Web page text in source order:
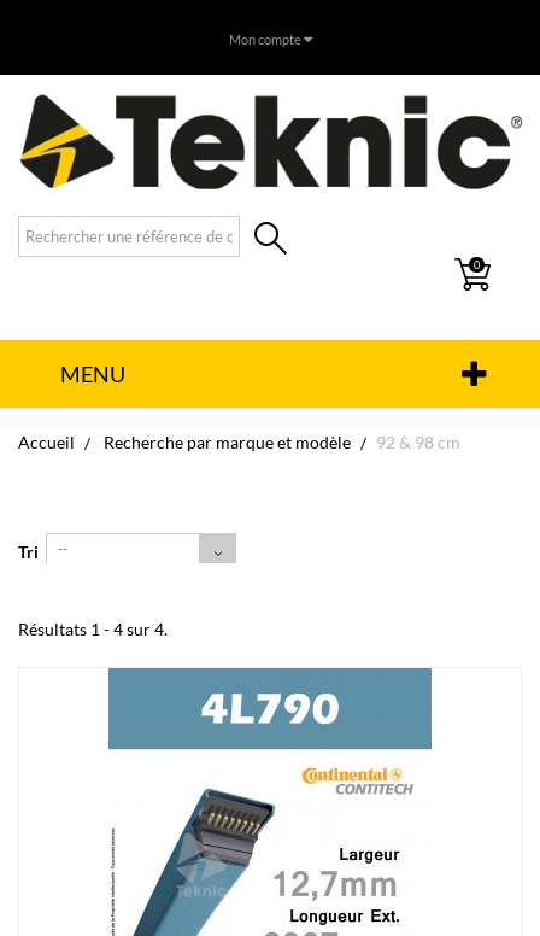
Mon compte
0
MENU
Accueil Recherche par marque et modèle 92 & 98 cm
Tri --
Résultats 1 - 4 sur 4.